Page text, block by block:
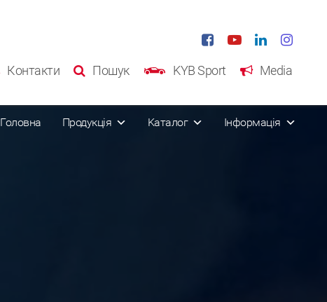
Контакти Пошук KYB Sport Media
Головна Продукція Kаталог Інформація